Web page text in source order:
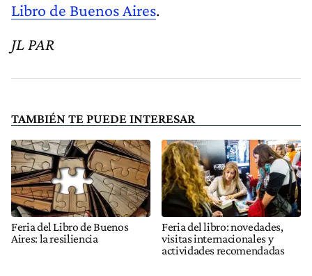
Libro de Buenos Aires.
JL PAR
TAMBIÉN TE PUEDE INTERESAR
Feria del Libro de Buenos
Aires: la resiliencia
Feria del libro: novedades,
visitas internacionales y
actividades recomendadas